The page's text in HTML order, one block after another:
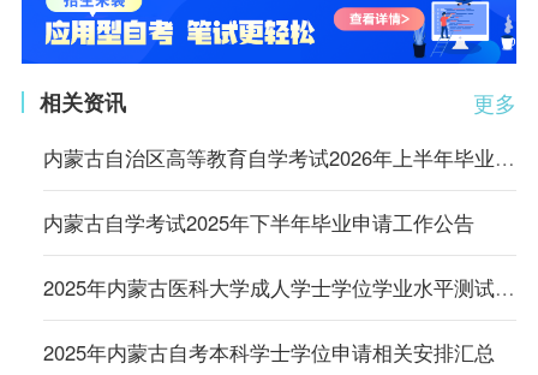
更多
相关资讯
内蒙古自治区高等教育自学考试2026年上半年毕业申请工作公告
内蒙古自学考试2025年下半年毕业申请工作公告
2025年内蒙古医科大学成人学士学位学业水平测试成绩公示
2025年内蒙古自考本科学士学位申请相关安排汇总